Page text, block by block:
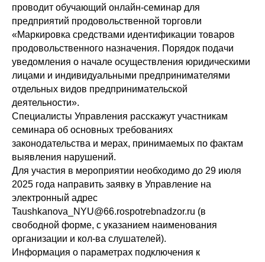
проводит обучающий онлайн-семинар для
предприятий продовольственной торговли
«Маркировка средствами идентификации товаров
продовольственного назначения. Порядок подачи
уведомления о начале осуществления юридическими
лицами и индивидуальными предпринимателями
отдельных видов предпринимательской
деятельности».
Специалисты Управления расскажут участникам
семинара об основных требованиях
законодательства и мерах, принимаемых по фактам
выявления нарушений.
Для участия в мероприятии необходимо до 29 июля
2025 года направить заявку в Управление на
электронный адрес
Taushkanova_NYU@66.rospotrebnadzor.ru (в
свободной форме, с указанием наименования
организации и кол-ва слушателей).
Информация о параметрах подключения к